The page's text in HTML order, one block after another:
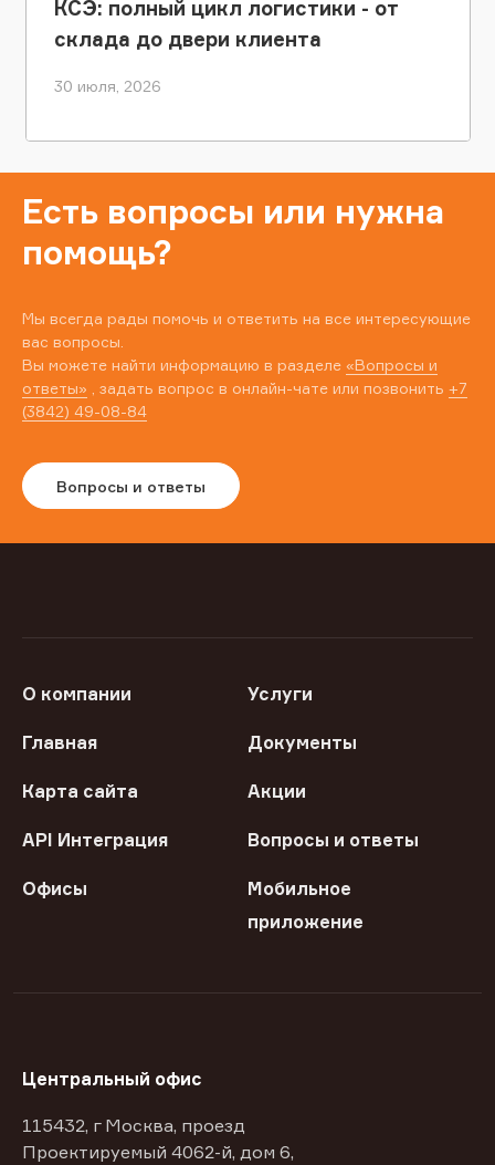
КСЭ: полный цикл логистики - от
склада до двери клиента
30 июля, 2026
Есть вопросы или нужна
помощь?
Мы всегда рады помочь и ответить на все интересующие
вас вопросы.
Вы можете найти информацию в разделе «Вопросы и
ответы» , задать вопрос в онлайн-чате или позвонить +7
(3842) 49-08-84
Вопросы и ответы
О компании Услуги
Главная Документы
Карта сайта Акции
API Интеграция Вопросы и ответы
Офисы
Мобильное
приложение
Центральный офис
115432, г Москва, проезд
Проектируемый 4062-й, дом 6,